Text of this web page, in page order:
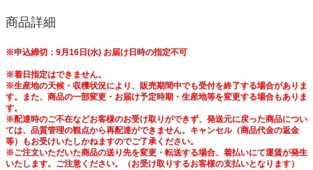
商品詳細
※申込締切：9月16日(水) お届け日時の指定不可
※着日指定はできません。
※生産地の天候・収穫状況により、販売期間中でも受付を終了する場合がありま
す。また、商品の一部変更・お届け予定時期・生産地等を変更する場合もありま
す。
※配達時のご不在などお客様のお受け取りができず、発送元に戻った商品につい
ては、品質管理の観点から再配達ができません。キャンセル（商品代金の返金
等）もお受けいたしかねますのでご了承ください。
※ご注文いただいた商品の送り先を変更・転送する場合、着払いにて運賃が発生
いたします。ご注意ください。（お受け取りするお客様の支払いとなります）